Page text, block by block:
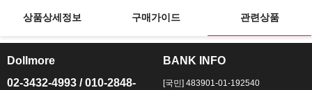
상품상세정보 구매가이드 관련상품
Dollmore
02-3432-4993 / 010-2848-
BANK INFO
[국민] 483901-01-192540